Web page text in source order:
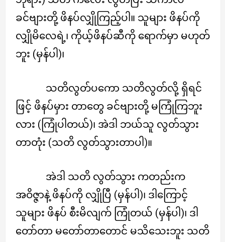
ခင်ဗျားတို့ ဖိနပ်လျှိုကြည့်ပါ။ သူများ ဖိနပ်ကို
လျှိုမိလေရဲ့၊ ကိုယ့်ဖိနပ်ဆီကို ရောက်မှာ မဟုတ်
ဘူး (မှန်ပါ)၊
သတိလွတ်ပကော သတိလွတ်လို့ ရှိရင်
ဖြင့် ဖိနပ်မှား တာတွေ ခင်ဗျားတို့ မကြုံကြဘူး
လား (ကြုံပါတယ်)၊ အဲဒါ ဘယ်သူ လွတ်သွား
တာတုံး (သတိ လွတ်သွားတာပါ)။
အဲဒါ သတိ လွတ်သွား ကတည်းက
အဝိဇ္ဇာနဲ့ ဖိနပ်ကို လျှိုပြီ (မှန်ပါ)၊ ဒါကြောင့်
သူများ ဖိနပ် စီးမိလျက် ကြုံတယ် (မှန်ပါ)၊ ဒါ
တော်တာ မတော်တာတောင် မသိသေးဘူး သတိ